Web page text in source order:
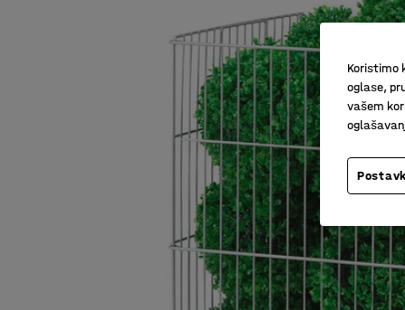
Koristimo
oglase,
vašem